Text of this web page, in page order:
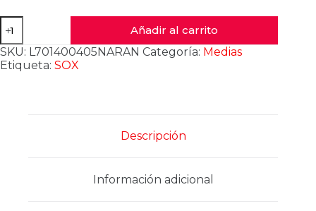
MEDIAS
SOX
COMPRESION
GRADUADA
NARANJA
Añadir al carrito
SKU: L701400405NARAN Categoría: Medias
Etiqueta: SOX
Descripción
Información adicional